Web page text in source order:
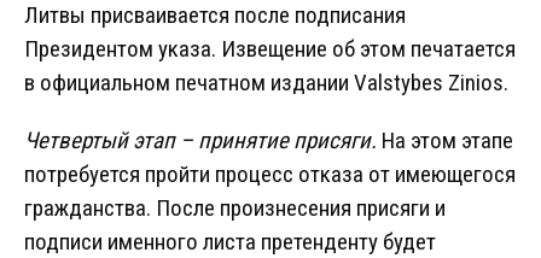
Литвы присваивается после подписания
Президентом указа. Извещение об этом печатается
в официальном печатном издании Valstybes Zinios.
Четвертый этап – принятие присяги. На этом этапе
потребуется пройти процесс отказа от имеющегося
гражданства. После произнесения присяги и
подписи именного листа претенденту будет